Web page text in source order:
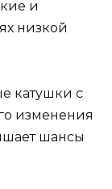
и
низкой
катушки с
изменения
шансы